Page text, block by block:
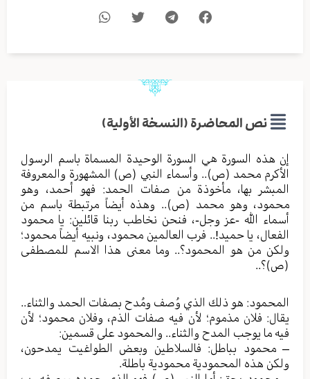
نص المحاضرة (النسخة الأولية)
إن هذه السورة هي السورة الوحيدة المسماة باسم الرسول
الأكرم محمد (ص).. وأسماء النبي (ص) المشهورة والمعروفة
المبشر بها، مأخوذة من صفات الحمد: فهو أحمد، وهو
محمود، وهو محمد (ص).. وهذه أيضاً مرتبطة باسم من
أسماء الله -عز وجل-، فنحن نخاطب ربنا قائلين: يا محمود
الفعال، يا حميد!.. فرب العالمين محمود، ونبيه أيضاً محمود؛
ولكن من هو المحمود؟.. وما معنى هذا الاسم للمصطفى
(ص)؟..
المحمود: هو ذلك الذي وُصف ومُدح بصفات الحمد والثناء..
يقال: فلان مذموم؛ لأن فيه صفات الذم، وفلان محمود؛ لأن
فيه ما يوجب المدح والثناء.. والمحمود على قسمين:
– محمود بباطل: فالسلاطين وبعض الطواغيت يمدحون،
ولكن هذه المحمودية محمودية باطلة.